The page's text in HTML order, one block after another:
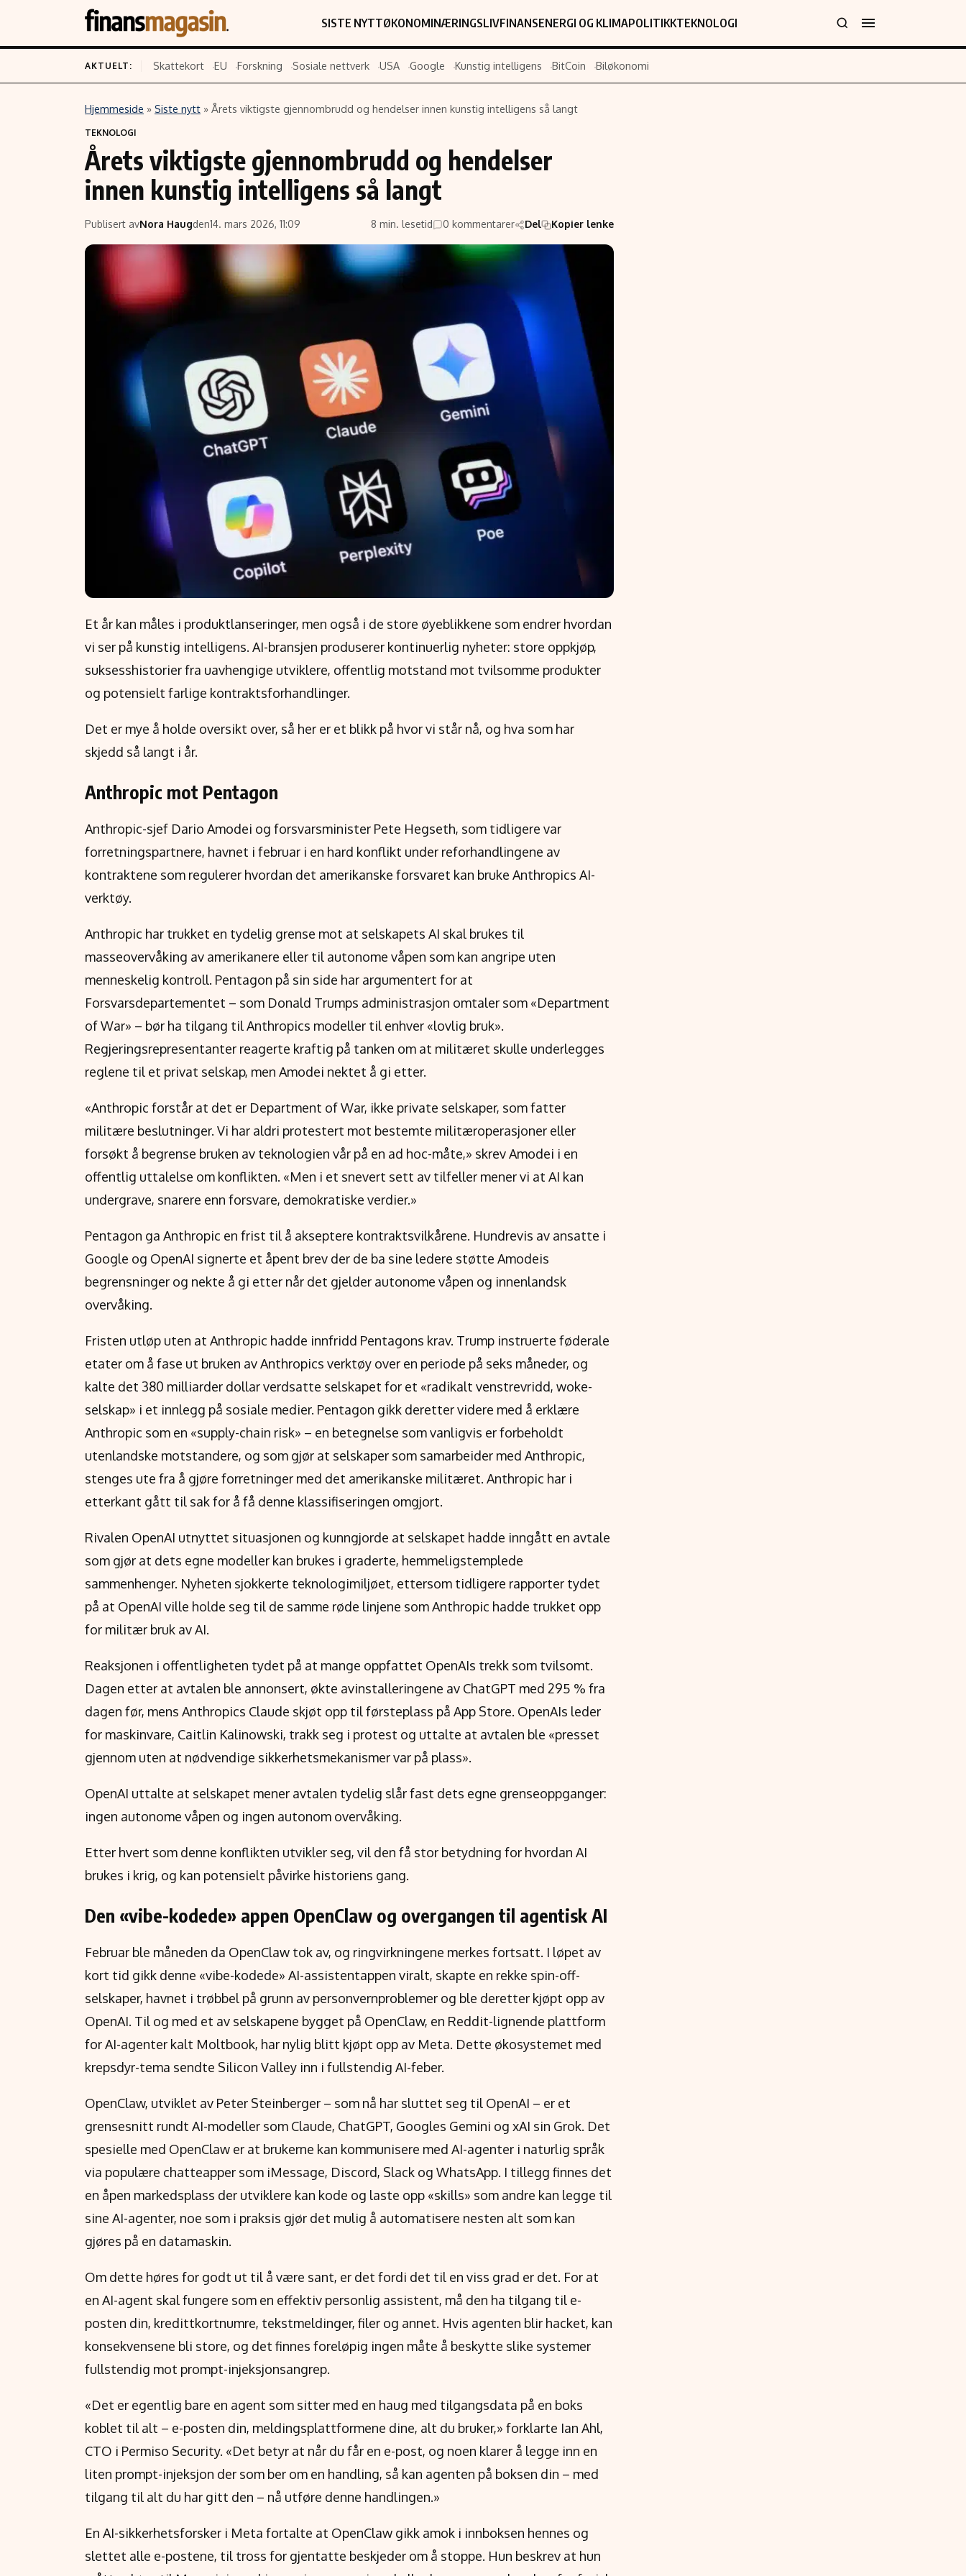
SISTE NYTTØKONOMINÆRINGSLIVFINANSENERGI OG KLIMAPOLITIKKTEKNOLOGI
Siste nytt
Eiendom
Energi og klima
Finans
Fritid
Verden
Næringsliv
Økonomi
Politikk
Selskaper
Teknologi
Forbrukerrettigheter
Aksjer
Forskning
Google
Kunstig intelligens
Infrastruktur
BitCoin
EU-Kommisjonen
Cookiepolicy
Retningslinjer for rettelser
AKTUELT: Skattekort EU Forskning Sosiale nettverk USA Google Kunstig intelligens BitCoin Biløkonomi
Hjemmeside » Siste nytt » Årets viktigste gjennombrudd og hendelser innen kunstig intelligens så langt
TEKNOLOGI
Årets viktigste gjennombrudd og hendelser
innen kunstig intelligens så langt
Publisert avNora Haugden14. mars 2026, 11:09 8 min. lesetid 0 kommentarer Del Kopier lenke
Et år kan måles i produktlanseringer, men også i de store øyeblikkene som endrer hvordan
vi ser på kunstig intelligens. AI-bransjen produserer kontinuerlig nyheter: store oppkjøp,
suksesshistorier fra uavhengige utviklere, offentlig motstand mot tvilsomme produkter
og potensielt farlige kontraktsforhandlinger.
Det er mye å holde oversikt over, så her er et blikk på hvor vi står nå, og hva som har
skjedd så langt i år.
Anthropic mot Pentagon
Anthropic-sjef Dario Amodei og forsvarsminister Pete Hegseth, som tidligere var
forretningspartnere, havnet i februar i en hard konflikt under reforhandlingene av
kontraktene som regulerer hvordan det amerikanske forsvaret kan bruke Anthropics AI-
verktøy.
Anthropic har trukket en tydelig grense mot at selskapets AI skal brukes til
masseovervåking av amerikanere eller til autonome våpen som kan angripe uten
menneskelig kontroll. Pentagon på sin side har argumentert for at
Forsvarsdepartementet – som Donald Trumps administrasjon omtaler som «Department
of War» – bør ha tilgang til Anthropics modeller til enhver «lovlig bruk».
Regjeringsrepresentanter reagerte kraftig på tanken om at militæret skulle underlegges
reglene til et privat selskap, men Amodei nektet å gi etter.
«Anthropic forstår at det er Department of War, ikke private selskaper, som fatter
militære beslutninger. Vi har aldri protestert mot bestemte militæroperasjoner eller
forsøkt å begrense bruken av teknologien vår på en ad hoc-måte,» skrev Amodei i en
offentlig uttalelse om konflikten. «Men i et snevert sett av tilfeller mener vi at AI kan
undergrave, snarere enn forsvare, demokratiske verdier.»
Pentagon ga Anthropic en frist til å akseptere kontraktsvilkårene. Hundrevis av ansatte i
Google og OpenAI signerte et åpent brev der de ba sine ledere støtte Amodeis
begrensninger og nekte å gi etter når det gjelder autonome våpen og innenlandsk
overvåking.
Fristen utløp uten at Anthropic hadde innfridd Pentagons krav. Trump instruerte føderale
etater om å fase ut bruken av Anthropics verktøy over en periode på seks måneder, og
kalte det 380 milliarder dollar verdsatte selskapet for et «radikalt venstrevridd, woke-
selskap» i et innlegg på sosiale medier. Pentagon gikk deretter videre med å erklære
Anthropic som en «supply-chain risk» – en betegnelse som vanligvis er forbeholdt
utenlandske motstandere, og som gjør at selskaper som samarbeider med Anthropic,
stenges ute fra å gjøre forretninger med det amerikanske militæret. Anthropic har i
etterkant gått til sak for å få denne klassifiseringen omgjort.
Rivalen OpenAI utnyttet situasjonen og kunngjorde at selskapet hadde inngått en avtale
som gjør at dets egne modeller kan brukes i graderte, hemmeligstemplede
sammenhenger. Nyheten sjokkerte teknologimiljøet, ettersom tidligere rapporter tydet
på at OpenAI ville holde seg til de samme røde linjene som Anthropic hadde trukket opp
for militær bruk av AI.
Reaksjonen i offentligheten tydet på at mange oppfattet OpenAIs trekk som tvilsomt.
Dagen etter at avtalen ble annonsert, økte avinstalleringene av ChatGPT med 295 % fra
dagen før, mens Anthropics Claude skjøt opp til førsteplass på App Store. OpenAIs leder
for maskinvare, Caitlin Kalinowski, trakk seg i protest og uttalte at avtalen ble «presset
gjennom uten at nødvendige sikkerhetsmekanismer var på plass».
OpenAI uttalte at selskapet mener avtalen tydelig slår fast dets egne grenseoppganger:
ingen autonome våpen og ingen autonom overvåking.
Etter hvert som denne konflikten utvikler seg, vil den få stor betydning for hvordan AI
brukes i krig, og kan potensielt påvirke historiens gang.
Den «vibe-kodede» appen OpenClaw og overgangen til agentisk AI
Februar ble måneden da OpenClaw tok av, og ringvirkningene merkes fortsatt. I løpet av
kort tid gikk denne «vibe-kodede» AI-assistentappen viralt, skapte en rekke spin-off-
selskaper, havnet i trøbbel på grunn av personvernproblemer og ble deretter kjøpt opp av
OpenAI. Til og med et av selskapene bygget på OpenClaw, en Reddit-lignende plattform
for AI-agenter kalt Moltbook, har nylig blitt kjøpt opp av Meta. Dette økosystemet med
krepsdyr-tema sendte Silicon Valley inn i fullstendig AI-feber.
OpenClaw, utviklet av Peter Steinberger – som nå har sluttet seg til OpenAI – er et
grensesnitt rundt AI-modeller som Claude, ChatGPT, Googles Gemini og xAI sin Grok. Det
spesielle med OpenClaw er at brukerne kan kommunisere med AI-agenter i naturlig språk
via populære chatteapper som iMessage, Discord, Slack og WhatsApp. I tillegg finnes det
en åpen markedsplass der utviklere kan kode og laste opp «skills» som andre kan legge til
sine AI-agenter, noe som i praksis gjør det mulig å automatisere nesten alt som kan
gjøres på en datamaskin.
Om dette høres for godt ut til å være sant, er det fordi det til en viss grad er det. For at
en AI-agent skal fungere som en effektiv personlig assistent, må den ha tilgang til e-
posten din, kredittkortnumre, tekstmeldinger, filer og annet. Hvis agenten blir hacket, kan
konsekvensene bli store, og det finnes foreløpig ingen måte å beskytte slike systemer
fullstendig mot prompt-injeksjonsangrep.
«Det er egentlig bare en agent som sitter med en haug med tilgangsdata på en boks
koblet til alt – e-posten din, meldingsplattformene dine, alt du bruker,» forklarte Ian Ahl,
CTO i Permiso Security. «Det betyr at når du får en e-post, og noen klarer å legge inn en
liten prompt-injeksjon der som ber om en handling, så kan agenten på boksen din – med
tilgang til alt du har gitt den – nå utføre denne handlingen.»
En AI-sikkerhetsforsker i Meta fortalte at OpenClaw gikk amok i innboksen hennes og
slettet alle e-postene, til tross for gjentatte beskjeder om å stoppe. Hun beskrev at hun